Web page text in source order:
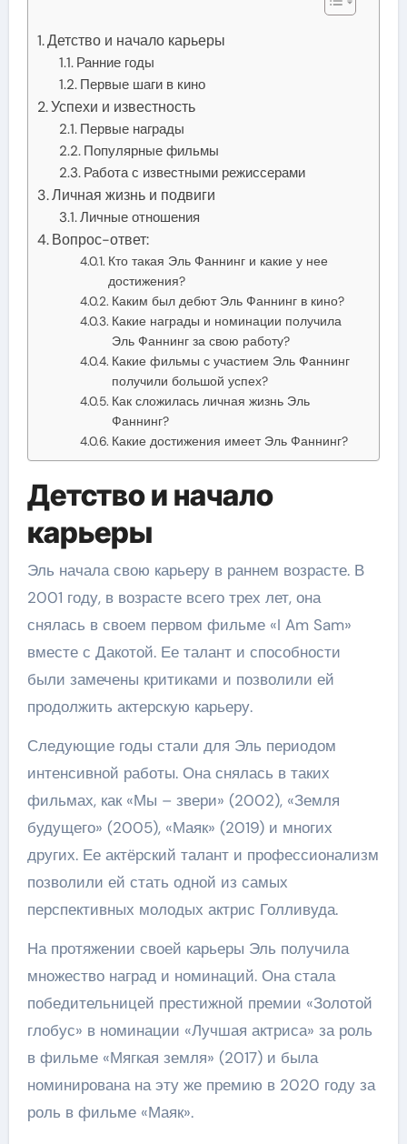
Детство и начало карьеры
Ранние годы
Первые шаги в кино
Успехи и известность
Первые награды
Популярные фильмы
Работа с известными режиссерами
Личная жизнь и подвиги
Личные отношения
Вопрос-ответ:
Кто такая Эль Фаннинг и какие у нее
достижения?
Каким был дебют Эль Фаннинг в кино?
Какие награды и номинации получила
Эль Фаннинг за свою работу?
Какие фильмы с участием Эль Фаннинг
получили большой успех?
Как сложилась личная жизнь Эль
Фаннинг?
Какие достижения имеет Эль Фаннинг?
Детство и начало
карьеры
Эль начала свою карьеру в раннем возрасте. В
2001 году, в возрасте всего трех лет, она
снялась в своем первом фильме «I Am Sam»
вместе с Дакотой. Ее талант и способности
были замечены критиками и позволили ей
продолжить актерскую карьеру.
Следующие годы стали для Эль периодом
интенсивной работы. Она снялась в таких
фильмах, как «Мы – звери» (2002), «Земля
будущего» (2005), «Маяк» (2019) и многих
других. Ее актёрский талант и профессионализм
позволили ей стать одной из самых
перспективных молодых актрис Голливуда.
На протяжении своей карьеры Эль получила
множество наград и номинаций. Она стала
победительницей престижной премии «Золотой
глобус» в номинации «Лучшая актриса» за роль
в фильме «Мягкая земля» (2017) и была
номинирована на эту же премию в 2020 году за
роль в фильме «Маяк».